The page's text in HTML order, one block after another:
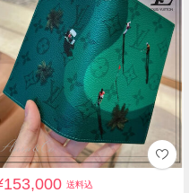
送料込